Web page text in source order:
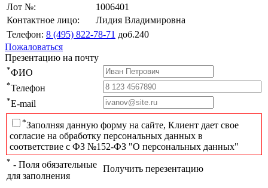
Лот №:
1006401
Контактное лицо:
Лидия Владимировна
Телефон: 8 (495) 822-78-71 доб.240
Пожаловаться
Презентацию на почту
*ФИО
*Телефон
*E-mail
*Заполняя данную форму на сайте, Клиент дает свое
согласие на обработку персональных данных в
соответствие с ФЗ №152-ФЗ "О персональных данных"
* - Поля обязательные
для заполнения
Получить перезентацию